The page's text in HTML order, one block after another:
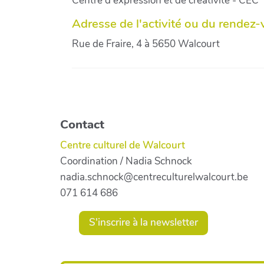
Adresse de l'activité ou du rendez-
Rue de Fraire, 4 à 5650 Walcourt
Contact
Centre culturel de Walcourt
Coordination / Nadia Schnock
nadia.schnock@centreculturelwalcourt.be
071 614 686
S'inscrire à la newsletter